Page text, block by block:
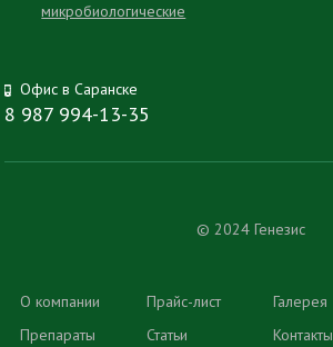
микробиологические
Офис в Саранске
8 987 994-13-35
© 2024 Генезис
О компании
Препараты
Прайс-лист
Статьи
Галерея
Контакты